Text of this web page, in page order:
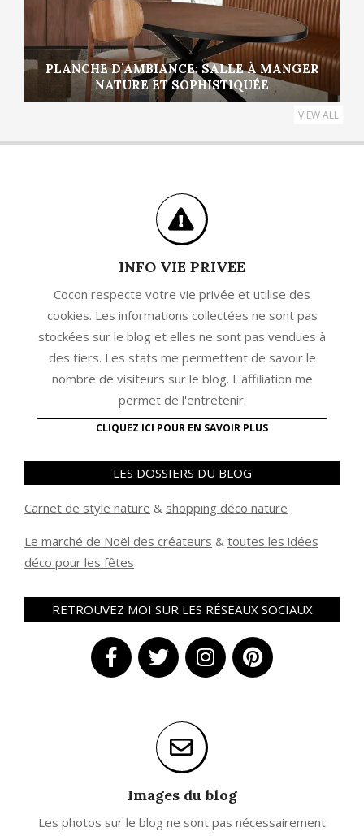
PLANCHE D’AMBIANCE: SALLE À MANGER
NATURE ET SOPHISTIQUÉE
VIEW ALL
INFO VIE PRIVEE
Cocon respecte votre vie privée et utilise des
cookies. Les informations collectées ne sont pas
stockées sur le blog et elles ne sont pas vendues à
des tiers. Les stats me permettent de savoir le
nombre de visiteurs sur le blog. L'affiliation me
permet de l'entretenir.
CLIQUEZ ICI POUR EN SAVOIR PLUS
LES DOSSIERS DU BLOG
Carnet de style nature & shopping déco nature
Le marché de Noël des créateurs & toutes les idées
déco pour les fêtes
RETROUVEZ MOI SUR LES RÉSEAUX SOCIAUX
Images du blog
Les photos sur le blog ne sont pas nécessairement